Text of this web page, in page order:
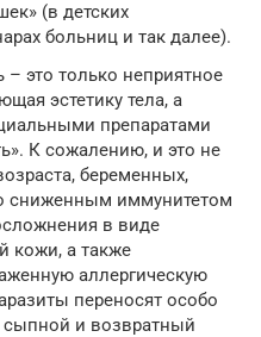
(в детских
больниц и так далее).
это только неприятное
эстетику тела, а
препаратами
К сожалению, и это не
беременных,
сниженным иммунитетом
в виде
кожи, а также
аллергическую
переносят особо
и возвратный